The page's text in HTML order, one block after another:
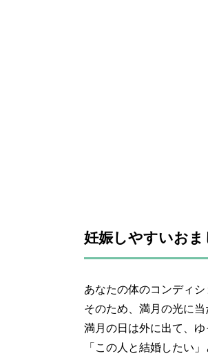
妊娠しやすいおま
あなたの体のコンディ
そのため、満月の光に
満月の日は外に出て、ゆ
「この人と結婚したい